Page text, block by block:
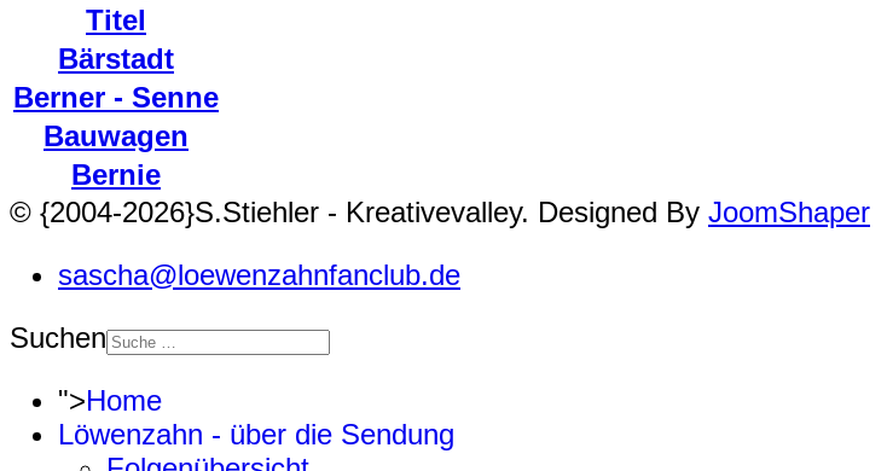
Titel
Bärstadt
Berner - Senne
Bauwagen
Bernie
© {2004-2026}S.Stiehler - Kreativevalley. Designed By JoomShaper
sascha@loewenzahnfanclub.de
Suchen
">Home
Löwenzahn - über die Sendung